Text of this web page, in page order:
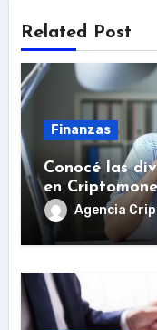
Related Post
Finanzas
Conocé las
en
Agencia